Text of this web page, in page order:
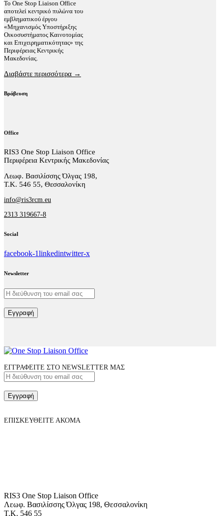
Το One Stop Liaison Office
αποτελεί κεντρικό πυλώνα του
εμβληματικού έργου
«Μηχανισμός Υποστήριξης
Οικοσυστήματος Καινοτομίας
και Επιχειρηματικότητας» της
Περιφέρειας Κεντρικής
Μακεδονίας.
Διαβάστε περισσότερα →
Βράβευση
Office
RIS3 One Stop Liaison Office
Περιφέρεια Κεντρικής Μακεδονίας
Λεωφ. Βασιλίσσης Όλγας 198,
Τ.Κ. 546 55, Θεσσαλονίκη
info@ris3rcm.eu
2313 319667-8
Social
facebook-1linkedintwitter-x
Newsletter
Εγγραφή
ΕΓΓΡΑΦΕΙΤΕ ΣΤΟ NEWSLETTER ΜΑΣ
Εγγραφή
ΕΠΙΣΚΕΥΘΕΙΤΕ ΑΚΟΜΑ
RIS3 One Stop Liaison Office
Λεωφ. Βασιλίσσης Όλγας 198, Θεσσαλονίκη
Τ.Κ. 546 55